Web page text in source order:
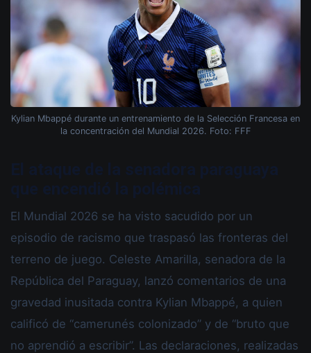
Kylian Mbappé durante un entrenamiento de la Selección Francesa en
la concentración del Mundial 2026. Foto: FFF
El Mundial 2026 se ha visto sacudido por un
episodio de racismo que traspasó las fronteras del
terreno de juego. Celeste Amarilla, senadora de la
República del Paraguay, lanzó comentarios de una
gravedad inusitada contra Kylian Mbappé, a quien
calificó de “camerunés colonizado” y de “bruto que
no aprendió a escribir”. Las declaraciones, realizadas